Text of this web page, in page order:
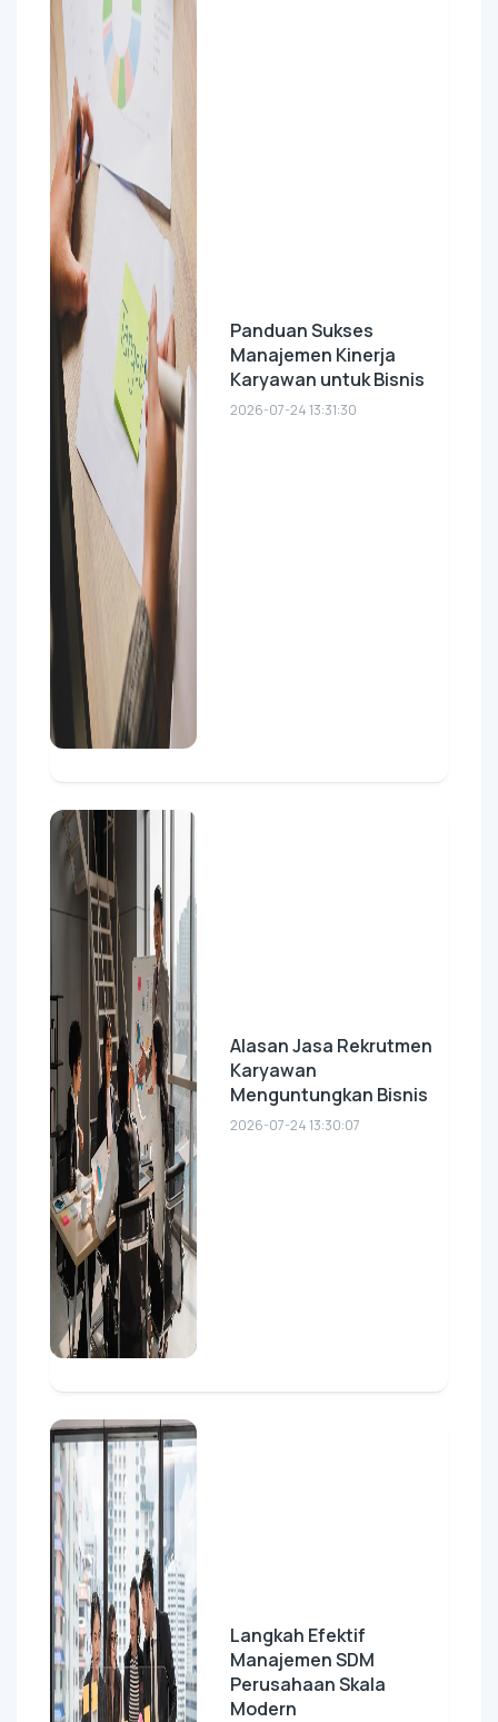
Panduan Sukses
Manajemen Kinerja
Karyawan untuk Bisnis
2026-07-24 13:31:30
Alasan Jasa Rekrutmen
Karyawan
Menguntungkan Bisnis
2026-07-24 13:30:07
Langkah Efektif
Manajemen SDM
Perusahaan Skala
Modern